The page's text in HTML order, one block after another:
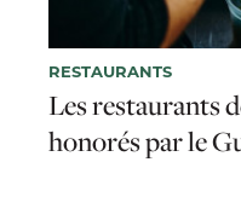
RESTAURANTS
Les restaurants
honorés par le